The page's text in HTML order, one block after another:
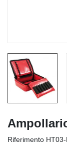
Riferimento